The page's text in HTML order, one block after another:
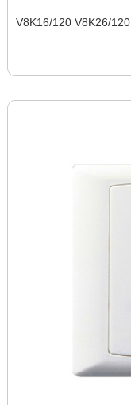
V8K16/120 V8K26/120